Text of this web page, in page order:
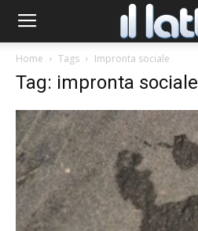
Home Tags Impronta sociale
Tag: impronta sociale